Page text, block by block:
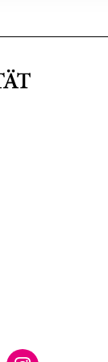
Instagram